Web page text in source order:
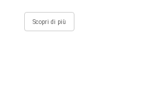
Scopri di più